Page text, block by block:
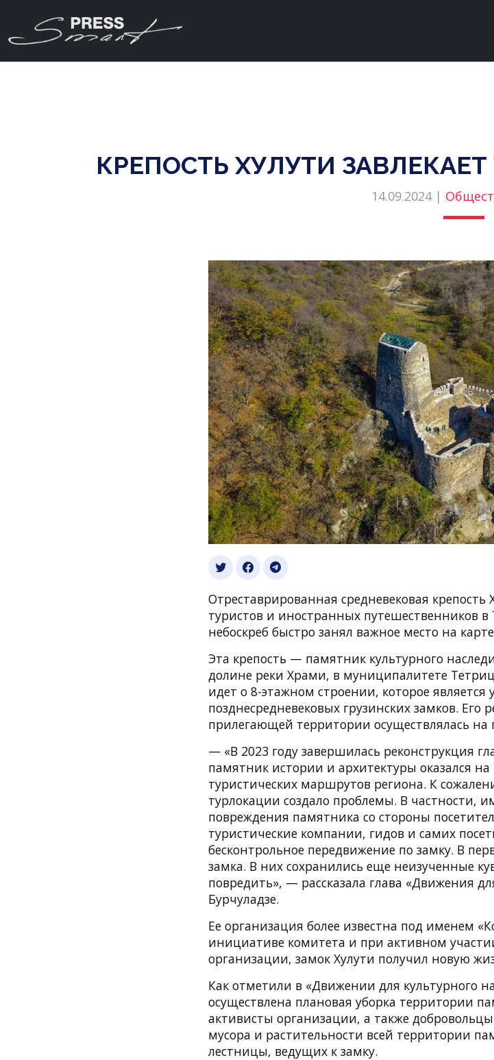
КРЕПОСТЬ ХУЛУТИ
14.09.2024 |
Отреставрированная средневековая
туристов и иностранных путешественников
небоскреб быстро занял важное место на
Эта крепость — памятник культурного
долине реки Храми, в муниципалитете
идет о 8-этажном строении, которое
позднесредневековых грузинских замков. Его
прилегающей территории осуществлялась на
— «В 2023 году завершилась реконструкция
памятник истории и архитектуры оказался
туристических маршрутов региона. К
турлокации создало проблемы. В частности,
повреждения памятника со стороны
туристические компании, гидов и самих
бесконтрольное передвижение по замку. В
замка. В них сохранились еще неизученные
повредить», — рассказала глава «Движения
Бурчуладзе.
Ее организация более известна под именем
инициативе комитета и при активном
организации, замок Хулути получил новую
Как отметили в «Движении для культурного
осуществлена плановая уборка территории
активисты организации, а также
мусора и растительности всей территории
лестницы, ведущих к замку.